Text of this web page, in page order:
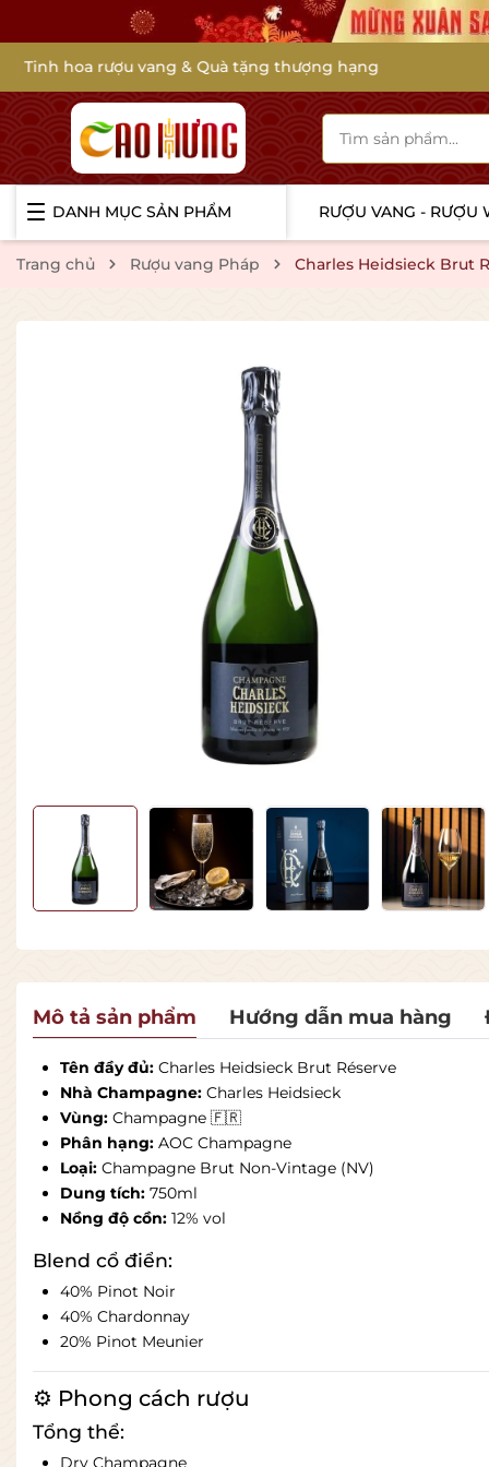
Caohunghangxin.com - Nâng tầm vị thế, kết nối tâm
DANH MỤC SẢN PHẨM RƯỢU VANG - RƯỢU
Trang chủ Rượu vang Pháp Charles Heidsieck Brut
Mô tả sản phẩm Hướng dẫn mua hàng
Tên đầy đủ: Charles Heidsieck Brut Réserve
Nhà Champagne: Charles Heidsieck
Vùng: Champagne 🇫🇷
Phân hạng: AOC Champagne
Loại: Champagne Brut Non-Vintage (NV)
Dung tích: 750ml
Nồng độ cồn: 12% vol
Blend cổ điển:
40% Pinot Noir
40% Chardonnay
20% Pinot Meunier
⚙️ Phong cách rượu
Tổng thể:
Dry Champagne